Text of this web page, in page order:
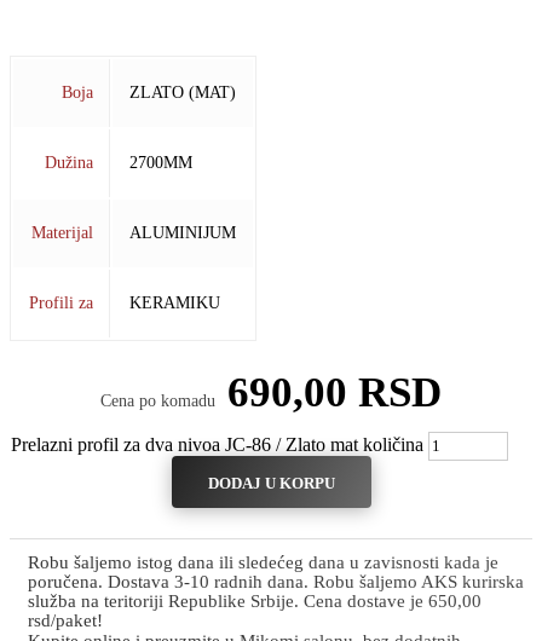
Boja ZLATO (MAT)
Dužina 2700MM
Materijal ALUMINIJUM
Profili za KERAMIKU
Cena po komadu 690,00 RSD
Prelazni profil za dva nivoa JC-86 / Zlato mat količina
DODAJ U KORPU
Robu šaljemo istog dana ili sledećeg dana u zavisnosti kada je
poručena. Dostava 3-10 radnih dana. Robu šaljemo AKS kurirska
služba na teritoriji Republike Srbije. Cena dostave je 650,00
rsd/paket!